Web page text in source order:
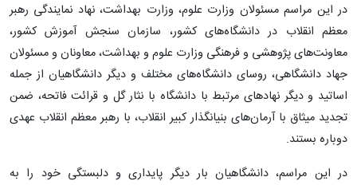
در این مراسم مسئولان وزارت علوم، وزارت بهداشت، نهاد نمایندگی رهبر
معظم انقلاب در دانشگاه‌های کشور، سازمان سنجش آموزش کشور،
معاونت‌های پژوهشی و فرهنگی وزارت علوم و بهداشت، معاونان و مسئولان
جهاد دانشگاهی، روسای دانشگاه‌های مختلف و دیگر دانشگاهیان از جمله
اساتید و دیگر نهادهای مرتبط با دانشگاه با نثار گل و قرائت فاتحه، ضمن
تجدید میثاق با آرمان‌های بنیانگذار کبیر انقلاب، با رهبر معظم انقلاب عهدی
دوباره بستند.
در این مراسم، دانشگاهیان بار دیگر پایداری و دلبستگی خود را به